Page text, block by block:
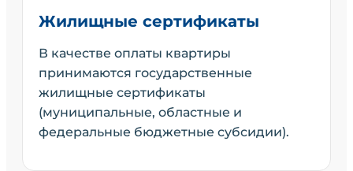
Жилищные сертификаты
В качестве оплаты квартиры
принимаются государственные
жилищные сертификаты
(муниципальные, областные и
федеральные бюджетные субсидии).